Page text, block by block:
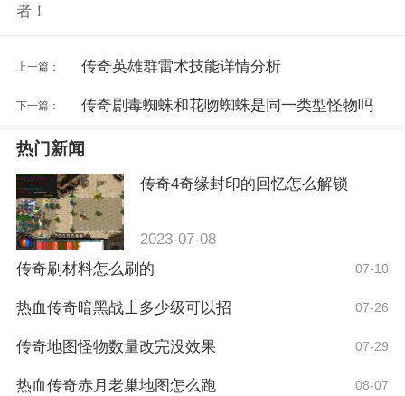
者！
上一篇： 传奇英雄群雷术技能详情分析
下一篇： 传奇剧毒蜘蛛和花吻蜘蛛是同一类型怪物吗
热门新闻
传奇4奇缘封印的回忆怎么解锁
2023-07-08
传奇刷材料怎么刷的
07-10
热血传奇暗黑战士多少级可以招 07-26
传奇地图怪物数量改完没效果 07-29
热血传奇赤月老巢地图怎么跑 08-07